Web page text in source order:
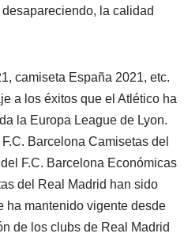
la calidad
camiseta España 2021, etc.
a los éxitos que el Atlético ha
la Europa League de Lyon.
Barcelona Camisetas del
F.C. Barcelona Económicas
del Real Madrid han sido
ha mantenido vigente desde
de los clubs de Real Madrid